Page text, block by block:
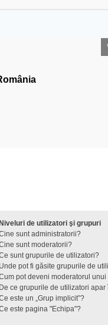
Niveluri de utilizatori şi grupuri
sunt administratorii?
sunt moderatorii?
sunt grupurile de utilizatori?
Unde pot fi găsite grupurile de
pot deveni moderatorul
De ce grupurile de utilizatori
este un „Grup implicit”?
este pagina "Echipa"?